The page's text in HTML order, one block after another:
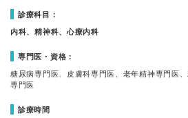
診療科目：
内科、精神科、心療内科
専門医・資格：
糖尿病専門医、皮膚科専門医、老年精神専門医
専門医
診療時間